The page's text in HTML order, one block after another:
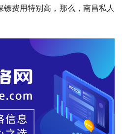
费用特别高，那么，南昌私人